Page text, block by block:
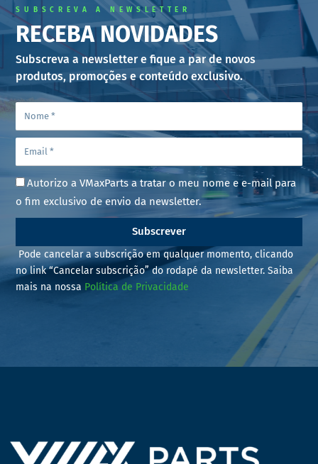
SUBSCREVA A NEWSLETTER
RECEBA NOVIDADES
Subscreva a newsletter e fique a par de novos
produtos, promoções e conteúdo exclusivo.
Autorizo a VMaxParts a tratar o meu nome e e-mail para
o fim exclusivo de envio da newsletter.
Subscrever
Pode cancelar a subscrição em qualquer momento, clicando
no link “Cancelar subscrição” do rodapé da newsletter. Saiba
mais na nossa Política de Privacidade